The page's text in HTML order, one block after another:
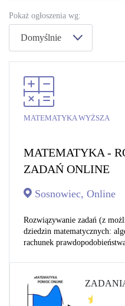
Pokaż ogłoszenia wg:
Domyślnie
MATEMATYKA WYŻSZA
MATEMATYKA -
ZADAŃ ONLINE
Sosnowiec, Online
Rozwiązywanie zadań (z
dziedzin matematycznych:
rachunek